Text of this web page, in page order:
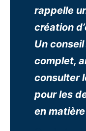
rappelle
création
Un
complet,
consulter
pour les
en